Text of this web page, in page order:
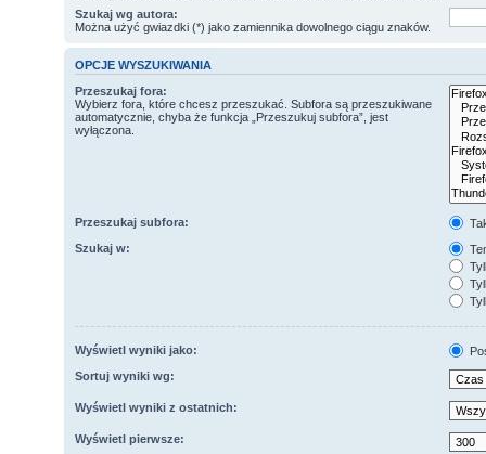
Szukaj wg autora:
Można użyć gwiazdki (*) jako zamiennika dowolnego ciągu znaków.
OPCJE WYSZUKIWANIA
Przeszukaj fora:
Wybierz fora, które chcesz przeszukać. Subfora są przeszukiwane
automatycznie, chyba że funkcja „Przeszukuj subfora”, jest
wyłączona.
Przeszukaj subfora:
Szukaj w:
Wyświetl wyniki jako:
Sortuj wyniki wg:
Wyświetl wyniki z ostatnich:
Wyświetl pierwsze: